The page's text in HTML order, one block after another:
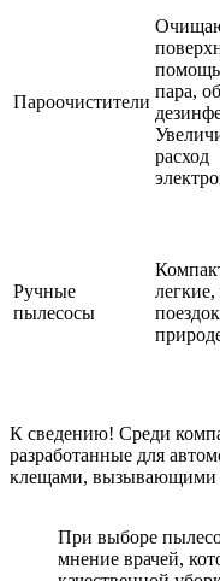
Пароочистители
пара,
расход
Ручные
пылесосы
К сведению! Среди
разработанные для
клещами, вызывающими
При выборе
мнение врачей,